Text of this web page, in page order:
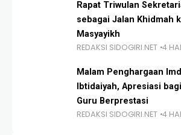
Rapat Triwulan
sebagai Jalan Khidmah
Masyayikh
REDAKSI SIDOGIRI.NET 4
Malam Penghargaan
Ibtidaiyah, Apresiasi
Guru Berprestasi
REDAKSI SIDOGIRI.NET 4